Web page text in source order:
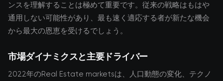
ンスを理解することは極めて重要です。従来の戦略はもはや
通用しない可能性があり、最も速く適応する者が新たな機会
から最大の恩恵を受けるでしょう。
市場ダイナミクスと主要ドライバー
2022年のReal Estate marketsは、人口動態の変化、テクノ